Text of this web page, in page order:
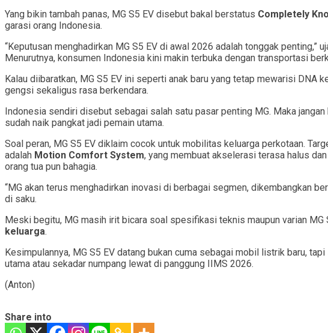
Yang bikin tambah panas, MG S5 EV disebut bakal berstatus Completely
garasi orang Indonesia.
“Keputusan menghadirkan MG S5 EV di awal 2026 adalah tonggak penting,”
Menurutnya, konsumen Indonesia kini makin terbuka dengan transportasi
Kalau diibaratkan, MG S5 EV ini seperti anak baru yang tetap mewarisi DNA
gengsi sekaligus rasa berkendara.
Indonesia sendiri disebut sebagai salah satu pasar penting MG. Maka
sudah naik pangkat jadi pemain utama.
Soal peran, MG S5 EV diklaim cocok untuk mobilitas keluarga perkotaan.
adalah Motion Comfort System, yang membuat akselerasi terasa halus
orang tua pun bahagia.
“MG akan terus menghadirkan inovasi di berbagai segmen, dikembangkan
di saku.
Meski begitu, MG masih irit bicara soal spesifikasi teknis maupun varian
keluarga.
Kesimpulannya, MG S5 EV datang bukan cuma sebagai mobil listrik baru,
utama atau sekadar numpang lewat di panggung IIMS 2026.
(Anton)
Share into